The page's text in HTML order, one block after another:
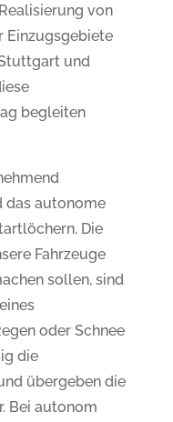
von
Einzugsgebiete
und
begleiten
das autonome
Die
Fahrzeuge
sollen, sind
oder Schnee
die
übergeben die
Bei autonom